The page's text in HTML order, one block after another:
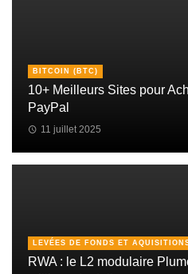
BITCOIN (BTC)
10+ Meilleurs Sites pour
PayPal
11 juillet 2025
LEVÉES DE FONDS ET
RWA : le L2 modulaire